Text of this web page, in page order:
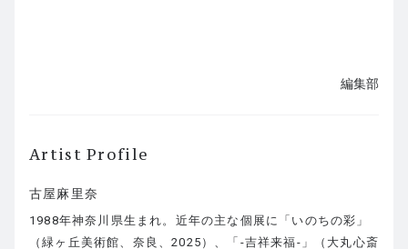
編集部
Artist Profile
古屋麻里奈
1988年神奈川県生まれ。近年の主な個展に「いのちの彩」
（緑ヶ丘美術館、奈良、2025）、「-吉祥来福-」（大丸心斎